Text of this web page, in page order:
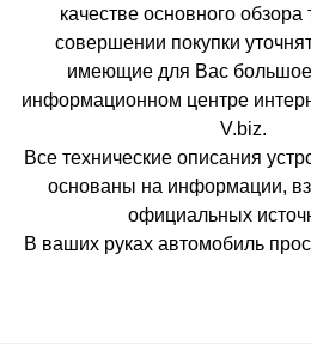
качестве основного обзора
совершении покупки
имеющие для Вас большое
информационном центре
V.biz.
Все технические описания
основаны на информации,
официальных
В ваших руках автомобиль